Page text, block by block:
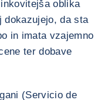
oblika
dokazujejo, da sta
in imata vzajemno
ter dobave
(Servicio de